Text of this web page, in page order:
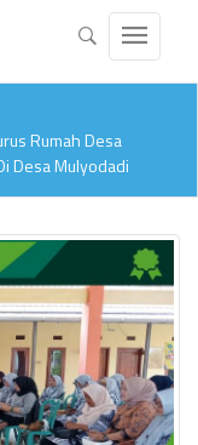
Rumah Desa
Desa Mulyodadi